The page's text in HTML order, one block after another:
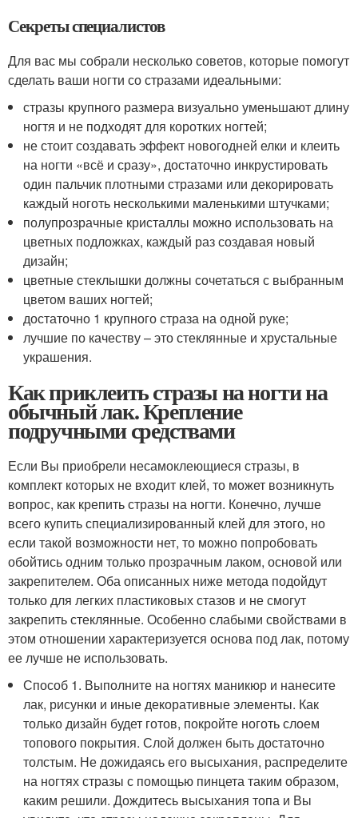
Секреты специалистов
Для вас мы собрали несколько советов, которые помогут
сделать ваши ногти со стразами идеальными:
стразы крупного размера визуально уменьшают длину
ногтя и не подходят для коротких ногтей;
не стоит создавать эффект новогодней елки и клеить
на ногти «всё и сразу», достаточно инкрустировать
один пальчик плотными стразами или декорировать
каждый ноготь несколькими маленькими штучками;
полупрозрачные кристаллы можно использовать на
цветных подложках, каждый раз создавая новый
дизайн;
цветные стеклышки должны сочетаться с выбранным
цветом ваших ногтей;
достаточно 1 крупного страза на одной руке;
лучшие по качеству – это стеклянные и хрустальные
украшения.
Как приклеить стразы на ногти на
обычный лак. Крепление
подручными средствами
Если Вы приобрели несамоклеющиеся стразы, в
комплект которых не входит клей, то может возникнуть
вопрос, как крепить стразы на ногти. Конечно, лучше
всего купить специализированный клей для этого, но
если такой возможности нет, то можно попробовать
обойтись одним только прозрачным лаком, основой или
закрепителем. Оба описанных ниже метода подойдут
только для легких пластиковых стазов и не смогут
закрепить стеклянные. Особенно слабыми свойствами в
этом отношении характеризуется основа под лак, потому
ее лучше не использовать.
Способ 1. Выполните на ногтях маникюр и нанесите
лак, рисунки и иные декоративные элементы. Как
только дизайн будет готов, покройте ноготь слоем
топового покрытия. Слой должен быть достаточно
толстым. Не дожидаясь его высыхания, распределите
на ногтях стразы с помощью пинцета таким образом,
каким решили. Дождитесь высыхания топа и Вы